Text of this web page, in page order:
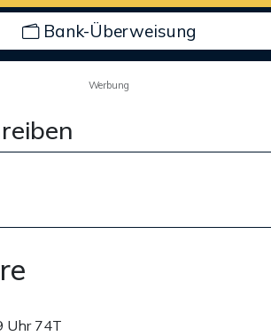
Bank-Überweisung
Werbung
Uhr 74T